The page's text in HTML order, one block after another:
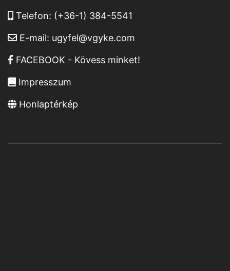
Telefon: (+36-1) 384-5541
E-mail: ugyfel@vgyke.com
FACEBOOK - Kövess minket!
Impresszum
Honlaptérkép